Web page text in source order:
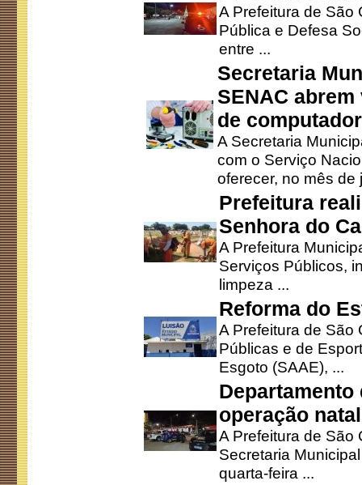
A Prefeitura de São
Pública e Defesa
entre ...
Secretaria
SENAC
de
A Secretaria
com o Serviço
oferecer, no mês de
Prefeitura
Senhora do
A Prefeitura
Serviços Públicos,
limpeza ...
Reforma do
A Prefeitura de São
Públicas e de
Esgoto (SAAE), ...
operação
A Prefeitura de São
Secretaria
quarta-feira ...